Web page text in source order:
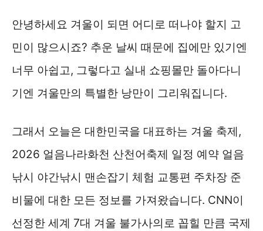
안녕하세요 겨울이 되면 어디로 떠나야 할지 고
민이 많으시죠? 추운 날씨 때문에 집에만 있기엔
너무 아쉽고, 그렇다고 실내 쇼핑몰만 돌아다니
기엔 겨울만의 특별한 낭만이 그리워집니다.
그래서 오늘은 대한민국을 대표하는 겨울 축제,
2026 얼음나라화천 산천어축제 일정 예약 얼음
낚시 야간낚시 맨손잡기 체험 교통편 주차장 준
비물에 대한 모든 정보를 가져왔습니다. CNN이
선정한 세계 7대 겨울 불가사의로 꼽힐 만큼 국제